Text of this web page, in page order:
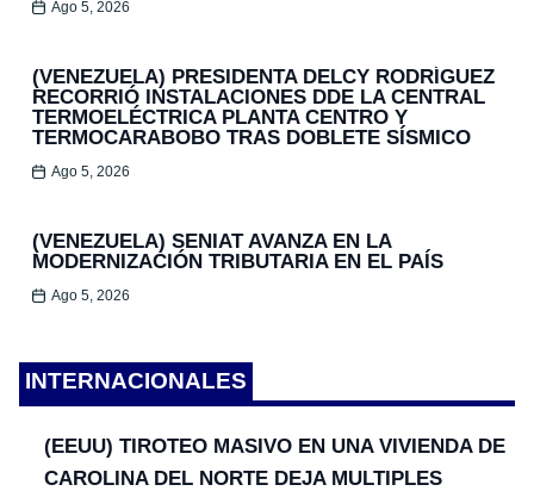
Ago 5, 2026
(VENEZUELA) PRESIDENTA DELCY RODRÍGUEZ
RECORRIÓ INSTALACIONES DDE LA CENTRAL
TERMOELÉCTRICA PLANTA CENTRO Y
TERMOCARABOBO TRAS DOBLETE SÍSMICO
Ago 5, 2026
(VENEZUELA) SENIAT AVANZA EN LA
MODERNIZACIÓN TRIBUTARIA EN EL PAÍS
Ago 5, 2026
INTERNACIONALES
(EEUU) TIROTEO MASIVO EN UNA VIVIENDA DE
CAROLINA DEL NORTE DEJA MULTIPLES